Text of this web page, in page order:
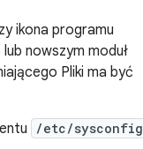
ikona programu
nowszym moduł
Pliki ma być
/etc/sysconfig